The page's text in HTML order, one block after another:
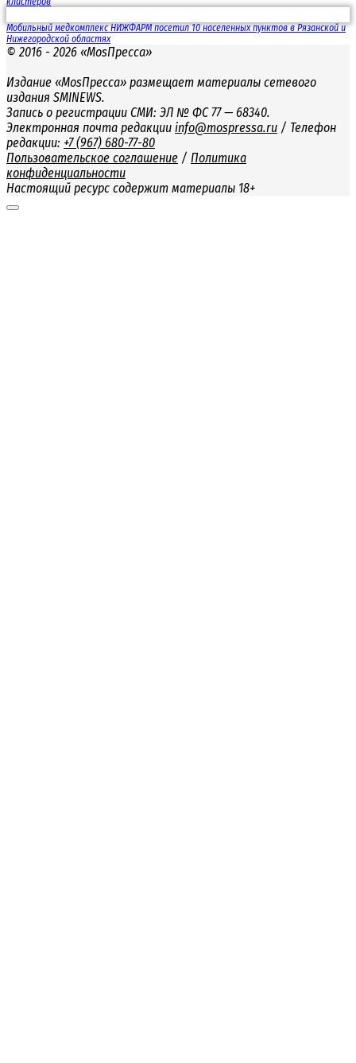
Мобильный медкомплекс НИЖФАРМ посетил 10 населенных пунктов в Рязанской и
Нижегородской областях
© 2016 - 2026 «MosПресса»
Издание «MosПресса» размещает материалы сетевого
издания SMINEWS.
Запись о регистрации СМИ: ЭЛ № ФС 77 — 68340.
Электронная почта редакции info@mospressa.ru / Телефон
редакции: +7 (967) 680-77-80
Пользовательское соглашение / Политика
конфиденциальности
Настоящий ресурс содержит материалы 18+